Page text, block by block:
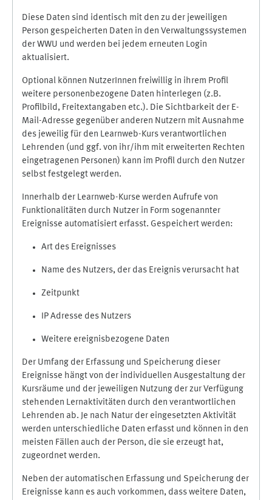
Diese Daten sind identisch mit den zu der jeweiligen
Person gespeicherten Daten in den Verwaltungssystemen
der WWU und werden bei jedem erneuten Login
aktualisiert.
Optional können NutzerInnen freiwillig in ihrem Profil
weitere personenbezogene Daten hinterlegen (z.B.
Profilbild, Freitextangaben etc.). Die Sichtbarkeit der E-
Mail-Adresse gegenüber anderen Nutzern mit Ausnahme
des jeweilig für den Learnweb-Kurs verantwortlichen
Lehrenden (und ggf. von ihr/ihm mit erweiterten Rechten
eingetragenen Personen) kann im Profil durch den Nutzer
selbst festgelegt werden.
Innerhalb der Learnweb-Kurse werden Aufrufe von
Funktionalitäten durch Nutzer in Form sogenannter
Ereignisse automatisiert erfasst. Gespeichert werden:
Art des Ereignisses
Name des Nutzers, der das Ereignis verursacht hat
Zeitpunkt
IP Adresse des Nutzers
Weitere ereignisbezogene Daten
Der Umfang der Erfassung und Speicherung dieser
Ereignisse hängt von der individuellen Ausgestaltung der
Kursräume und der jeweiligen Nutzung der zur Verfügung
stehenden Lernaktivitäten durch den verantwortlichen
Lehrenden ab. Je nach Natur der eingesetzten Aktivität
werden unterschiedliche Daten erfasst und können in den
meisten Fällen auch der Person, die sie erzeugt hat,
zugeordnet werden.
Neben der automatischen Erfassung und Speicherung der
Ereignisse kann es auch vorkommen, dass weitere Daten,